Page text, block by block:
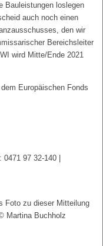
Bauleistungen loslegen
auch noch einen
den wir
Bereichsleiter
wird Mitte/Ende 2021
Europäischen Fonds
97 32-140 |
Foto zu dieser Mitteilung
Martina Buchholz